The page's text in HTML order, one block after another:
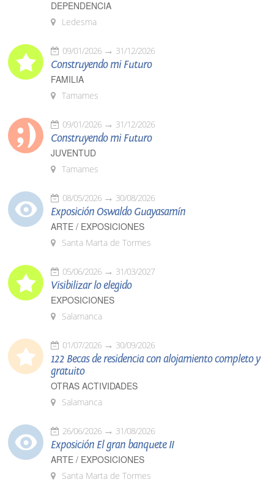
DEPENDENCIA
Ledesma
09/01/2026 31/12/2026
Construyendo mi Futuro
FAMILIA
Tamames
09/01/2026 31/12/2026
Construyendo mi Futuro
JUVENTUD
Tamames
08/05/2026 30/08/2026
Exposición Oswaldo Guayasamín
ARTE / EXPOSICIONES
Santa Marta de Tormes
05/06/2026 31/03/2027
Visibilizar lo elegido
EXPOSICIONES
Salamanca
01/07/2026 30/09/2026
122 Becas de residencia con alojamiento completo y
gratuito
OTRAS ACTIVIDADES
Salamanca
26/06/2026 31/08/2026
Exposición El gran banquete II
ARTE / EXPOSICIONES
Santa Marta de Tormes